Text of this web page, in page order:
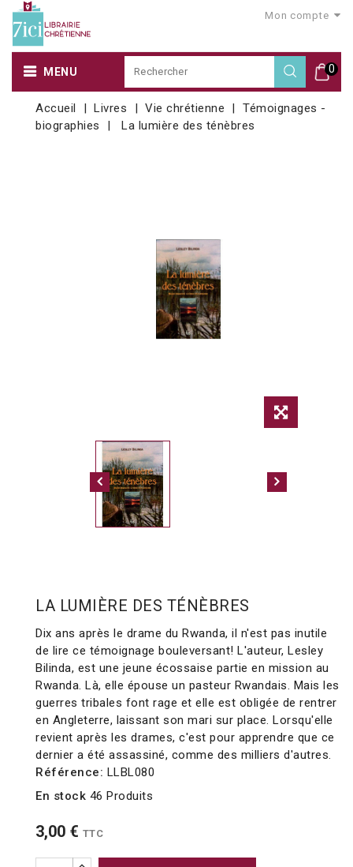
Mon compte
0
MENU
Accueil Livres Vie chrétienne
Témoignages -
biographies
La lumière des ténèbres
LA LUMIÈRE DES TÉNÈBRES
Dix ans après le drame du Rwanda, il n'est pas inutile
de lire ce témoignage bouleversant! L'auteur, Lesley
Bilinda, est une jeune écossaise partie en mission au
Rwanda. Là, elle épouse un pasteur Rwandais. Mais les
guerres tribales font rage et elle est obligée de rentrer
en Angleterre, laissant son mari sur place. Lorsqu'elle
revient après les drames, c'est pour apprendre que ce
dernier a été assassiné, comme des milliers d'autres.
Référence: LLBL080
En stock 46 Produits
3,00 € TTC